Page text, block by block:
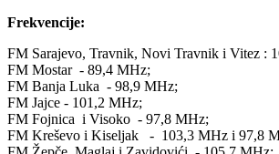
Frekvencije:
FM Sarajevo, Travnik, Novi Travnik i Vitez :
FM Mostar - 89,4 MHz;
FM Banja Luka - 98,9 MHz;
FM Jajce - 101,2 MHz;
FM Fojnica i Visoko - 97,8 MHz;
FM Kreševo i Kiseljak - 103,3 MHz i 97,8